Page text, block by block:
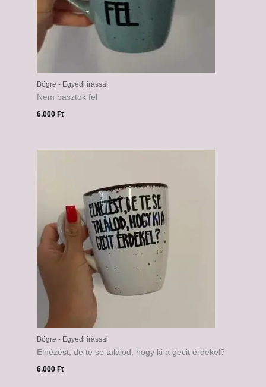
Bögre - Egyedi írással
Nem basztok fel
6,000 Ft
Bögre - Egyedi írással
Elnézést, de te se találod, hogy ki a gecit érdekel?
6,000Ft